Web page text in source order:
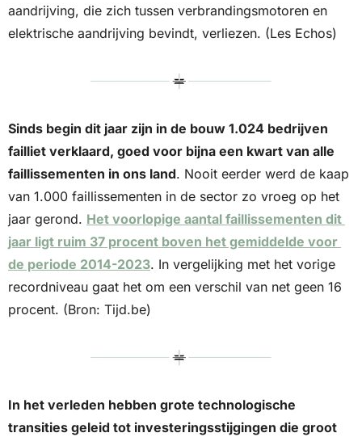
aandrijving, die zich tussen verbrandingsmotoren en
elektrische aandrijving bevindt, verliezen. (Les Echos)
Sinds begin dit jaar zijn in de bouw 1.024 bedrijven
failliet verklaard, goed voor bijna een kwart van alle
faillissementen in ons land. Nooit eerder werd de kaap
van 1.000 faillissementen in de sector zo vroeg op het
jaar gerond. Het voorlopige aantal faillissementen dit
jaar ligt ruim 37 procent boven het gemiddelde voor
de periode 2014-2023. In vergelijking met het vorige
recordniveau gaat het om een verschil van net geen 16
procent. (Bron: Tijd.be)
In het verleden hebben grote technologische
transities geleid tot investeringsstijgingen die groot